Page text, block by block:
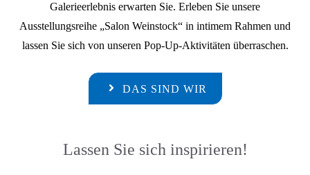
Galerieerlebnis erwarten Sie. Erleben Sie unsere
Ausstellungsreihe „Salon Weinstock“ in intimem Rahmen und
lassen Sie sich von unseren Pop-Up-Aktivitäten überraschen.
DAS SIND WIR
Lassen Sie sich inspirieren!